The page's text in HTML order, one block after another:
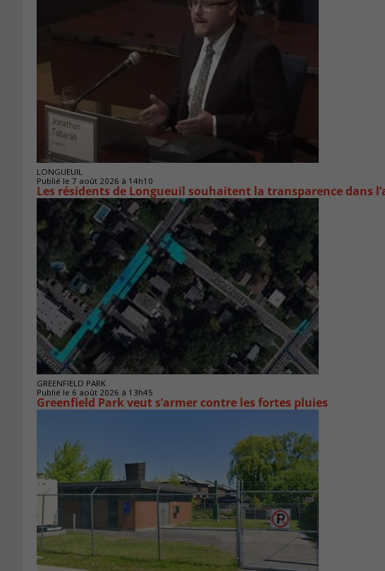
LONGUEUIL
Publié le 7 août 2026 à 14h10
Les résidents de Longueuil souhaitent la transparence dans
GREENFIELD PARK
Publié le 6 août 2026 à 13h45
Greenfield Park veut s’armer contre